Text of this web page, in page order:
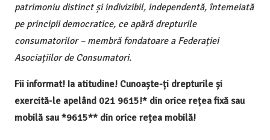
patrimoniu distinct și indivizibil, independentă, întemeiată
pe principii democratice, ce apără drepturile
consumatorilor – membră fondatoare a Federației
Asociațiilor de Consumatori.
Fii informat! Ia atitudine! Cunoaște-ți drepturile și
exercită-le apelând 021 9615!* din orice rețea fixă sau
mobilă sau *9615** din orice rețea mobilă!